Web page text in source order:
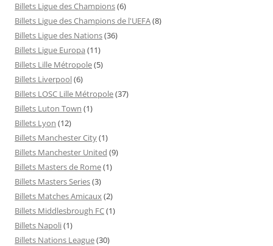
Billets Ligue des Champions(6)
Billets Ligue des Champions de l'UEFA(8)
Billets Ligue des Nations(36)
Billets Ligue Europa (11)
Billets Lille Métropole(5)
Billets Liverpool(6)
Billets LOSC Lille Métropole(37)
Billets Luton Town (1)
Billets Lyon (12)
Billets Manchester City(1)
Billets Manchester United (9)
Billets Masters de Rome(1)
Billets Masters Series(3)
Billets Matches Amicaux(2)
Billets Middlesbrough FC(1)
Billets Napoli(1)
Billets Nations League(30)